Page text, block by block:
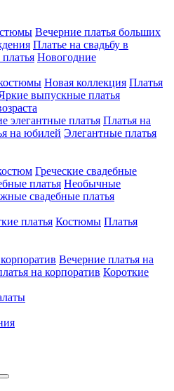
Вечерние платья больших
Платье на свадьбу в
Новогодние
Новая коллекция Платья
выпускные платья
элегантные платья Платья на
на юбилей Элегантные платья
Греческие свадебные
платья Необычные
свадебные платья
платья Костюмы Платья
Вечерние платья на
на корпоратив Короткие